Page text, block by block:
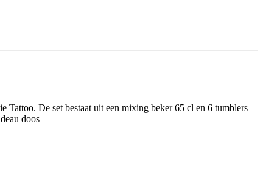
Tattoo. De set bestaat uit een mixing beker 65 cl en 6 tumblers
doos